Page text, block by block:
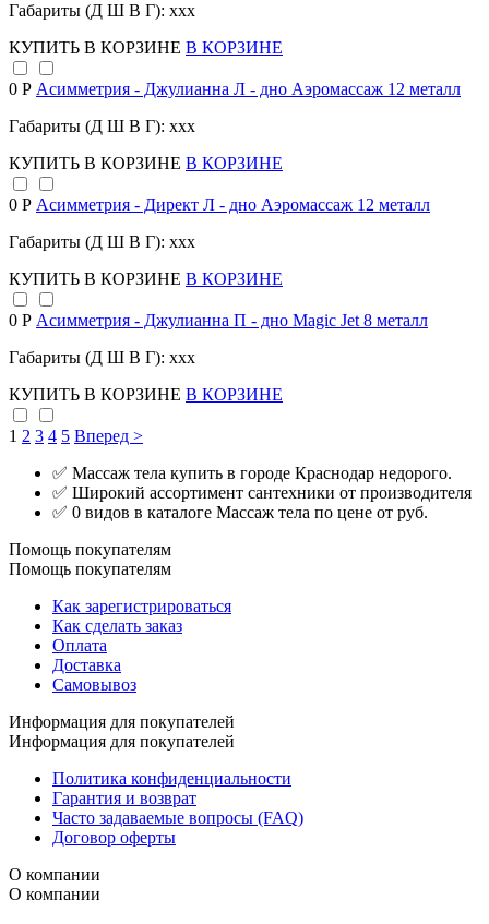
Габариты (Д Ш В Г): xxx
КУПИТЬ В КОРЗИНЕ В КОРЗИНЕ
0 Р Асимметрия - Джулианна Л - дно Аэромассаж 12 металл
Габариты (Д Ш В Г): xxx
КУПИТЬ В КОРЗИНЕ В КОРЗИНЕ
0 Р Асимметрия - Директ Л - дно Аэромассаж 12 металл
Габариты (Д Ш В Г): xxx
КУПИТЬ В КОРЗИНЕ В КОРЗИНЕ
0 Р Асимметрия - Джулианна П - дно Magic Jet 8 металл
Габариты (Д Ш В Г): xxx
КУПИТЬ В КОРЗИНЕ В КОРЗИНЕ
1 2 3 4 5 Вперед >
✅ Массаж тела купить в городе Краснодар недорого.
✅ Широкий ассортимент сантехники от производителя
✅ 0 видов в каталоге Массаж тела по цене от руб.
Помощь покупателям
Помощь покупателям
Как зарегистрироваться
Как сделать заказ
Оплата
Доставка
Самовывоз
Информация для покупателей
Информация для покупателей
Политика конфиденциальности
Гарантия и возврат
Часто задаваемые вопросы (FAQ)
Договор оферты
О компании
О компании